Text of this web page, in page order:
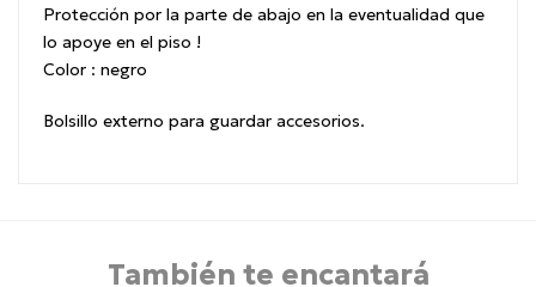
Protección por la parte de abajo en la eventualidad que
lo apoye en el piso !
Color : negro
Bolsillo externo para guardar accesorios.
También te encantará